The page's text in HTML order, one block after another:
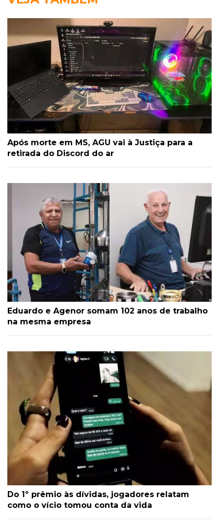
Após morte em MS, AGU vai à Justiça para a
retirada do Discord do ar
Eduardo e Agenor somam 102 anos de trabalho
na mesma empresa
Do 1º prêmio às dívidas, jogadores relatam
como o vício tomou conta da vida